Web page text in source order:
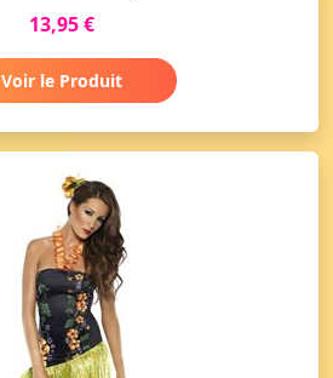
13,95 €
Voir le Produit